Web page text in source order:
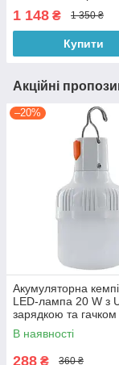
радіо, блютуз
1 148 ₴ 1 350 ₴
Купити
Акційні
–20%
Акумуляторна
LED-лампа 20 W з
зарядкою та гачком
В наявності
288 ₴ 360 ₴